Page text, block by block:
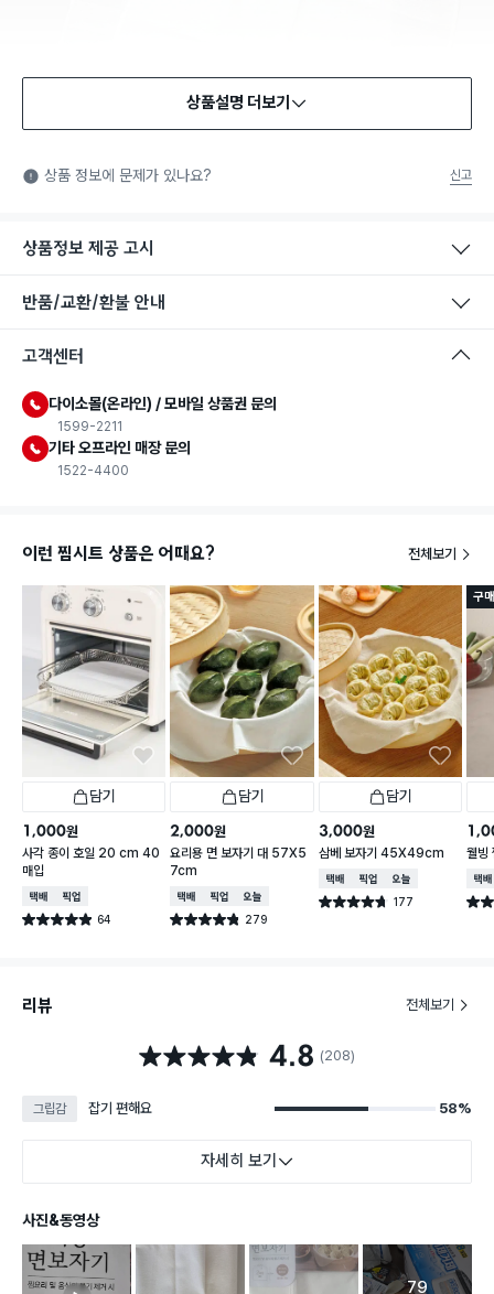
식품용 기구: 식품위생법에서 정한 규격에 따라 제조되어 식품 또
는 식품첨가물에 사용할 수 있는 식품용기구라는 표시입니다.
상품설명 더보기
상품 정보에 문제가 있나요? 신고
상품정보 제공 고시
반품/교환/환불 안내
고객센터
다이소몰(온라인) / 모바일 상품권 문의
1599-2211
기타 오프라인 매장 문의
1522-4400
이런 찜시트 상품은 어때요? 전체보기
담기
1,000원
사각 종이 호일 20 cm 40
매입
택배배송매장픽업
별점 4.9점 64
건 작성
담기
2,000원
요리용 면 보자기 대 57X5
7cm
택배배송매장픽업오늘배송
별점 4.8점 279
건 작성
담기
3,000원
삼베 보자기 45X49cm
택배배송매장픽업오늘배송
별점 4.7점 177
건 작성
구
웰빙
택배
별점
리뷰 전체보기
별점 4.8점 4.8 (208)
그립감 잡기 편해요 58%
자세히 보기
사진&동영상
79